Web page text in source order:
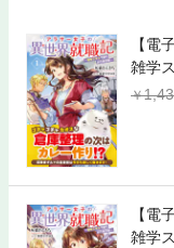
【電
雑学
【電
雑学